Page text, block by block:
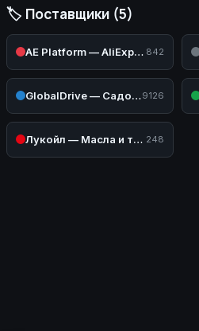
🏷️ Поставщики (5)
AE Platform — AliExpress (Авто) 842
GlobalDrive — Садовая и силовая техника9126
Лукойл — Масла и техжидкости 248